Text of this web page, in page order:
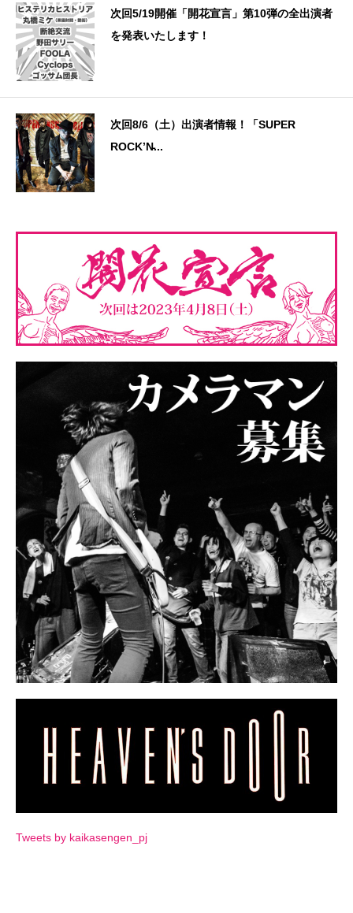
次回5/19開催「開花宣言」第10弾の全出演者
を発表いたします！
次回8/6（土）出演者情報！「SUPER
ROCK’N̵...
Tweets by kaikasengen_pj